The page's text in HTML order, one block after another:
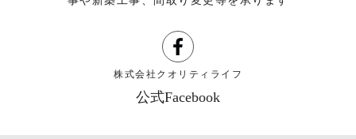
株式会社クオリティライフ
公式Facebook